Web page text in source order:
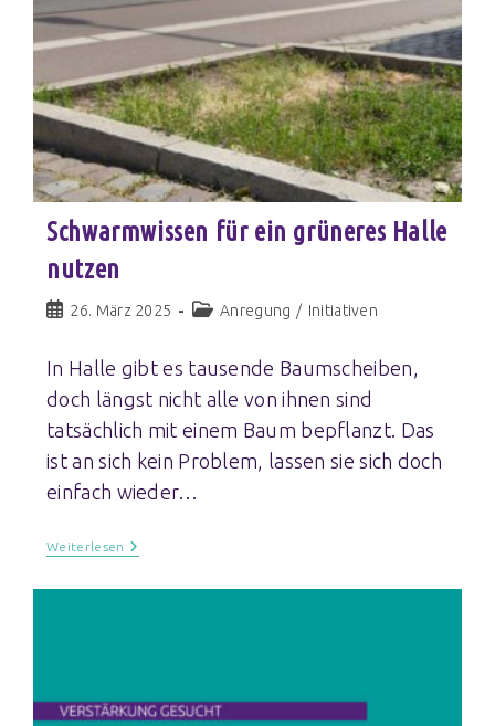
Schwarmwissen für ein grüneres Halle
nutzen
26. März 2025 Anregung / Initiativen
In Halle gibt es tausende Baumscheiben,
doch längst nicht alle von ihnen sind
tatsächlich mit einem Baum bepflanzt. Das
ist an sich kein Problem, lassen sie sich doch
einfach wieder…
Weiterlesen